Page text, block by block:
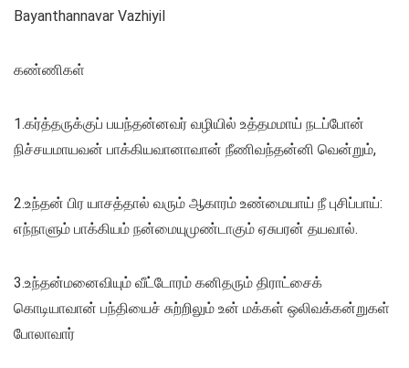
Bayanthannavar Vazhiyil
கண்ணிகள்
1.கர்த்தருக்குப் பயந்தன்னவர் வழியில் உத்தமமாய் நடப்போன்
நிச்சயமாயவன் பாக்கியவானாவான் நீணிவந்தன்னி வென்றும்,
2.உந்தன் பிர யாசத்தால் வரும் ஆகாரம் உண்மையாய் நீ புசிப்பாய்:
எந்நாளும் பாக்கியம் நன்மையுமுண்டாகும் ஏசுபரன் தயவால்.
3.உந்தன்மனைவியும் வீட்டோரம் கனிதரும் திராட்சைக்
கொடியாவான் பந்தியைச் சுற்றிலும் உன் மக்கள் ஒலிவக்கன்றுகள்
போலாவார்